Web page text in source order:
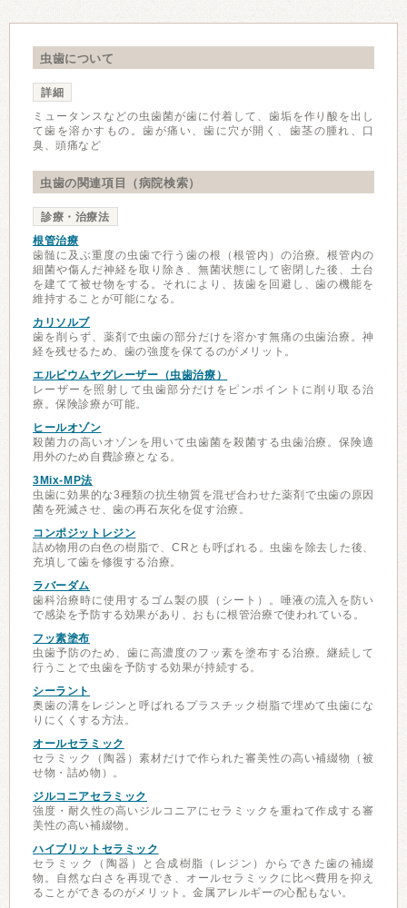
虫歯について
詳細
ミュータンスなどの虫歯菌が歯に付着して、歯垢を作り酸を出し
て歯を溶かすもの。歯が痛い、歯に穴が開く、歯茎の腫れ、口
臭、頭痛など
虫歯の関連項目（病院検索）
診療・治療法
根管治療
歯髄に及ぶ重度の虫歯で行う歯の根（根管内）の治療。根管内の
細菌や傷んだ神経を取り除き、無菌状態にして密閉した後、土台
を建てて被せ物をする。それにより、抜歯を回避し、歯の機能を
維持することが可能になる。
カリソルブ
歯を削らず、薬剤で虫歯の部分だけを溶かす無痛の虫歯治療。神
経を残せるため、歯の強度を保てるのがメリット。
エルビウムヤグレーザー（虫歯治療）
レーザーを照射して虫歯部分だけをピンポイントに削り取る治
療。保険診療が可能。
ヒールオゾン
殺菌力の高いオゾンを用いて虫歯菌を殺菌する虫歯治療。保険適
用外のため自費診療となる。
3Mix-MP法
虫歯に効果的な3種類の抗生物質を混ぜ合わせた薬剤で虫歯の原因
菌を死滅させ、歯の再石灰化を促す治療。
コンポジットレジン
詰め物用の白色の樹脂で、CRとも呼ばれる。虫歯を除去した後、
充填して歯を修復する治療。
ラバーダム
歯科治療時に使用するゴム製の膜（シート）。唾液の流入を防い
で感染を予防する効果があり、おもに根管治療で使われている。
フッ素塗布
虫歯予防のため、歯に高濃度のフッ素を塗布する治療。継続して
行うことで虫歯を予防する効果が持続する。
シーラント
奥歯の溝をレジンと呼ばれるプラスチック樹脂で埋めて虫歯にな
りにくくする方法。
オールセラミック
セラミック（陶器）素材だけで作られた審美性の高い補綴物（被
せ物・詰め物）。
ジルコニアセラミック
強度・耐久性の高いジルコニアにセラミックを重ねて作成する審
美性の高い補綴物。
ハイブリットセラミック
セラミック（陶器）と合成樹脂（レジン）からできた歯の補綴
物。自然な白さを再現でき、オールセラミックに比べ費用を抑え
ることができるのがメリット。金属アレルギーの心配もない。